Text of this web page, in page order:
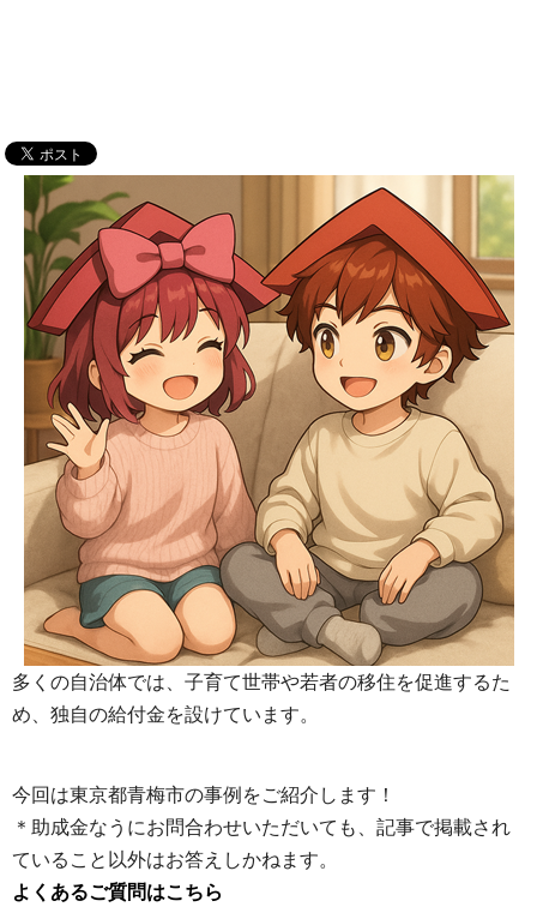
多くの自治体では、子育て世帯や若者の移住を促進するた
め、独自の給付金を設けています。
今回は東京都青梅市の事例をご紹介します！
＊助成金なうにお問合わせいただいても、記事で掲載され
ていること以外はお答えしかねます。
よくあるご質問はこちら